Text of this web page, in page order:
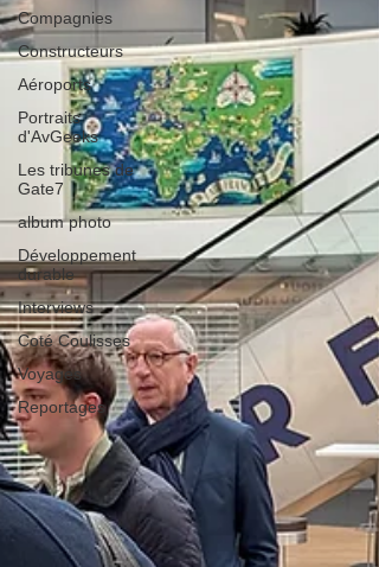
Compagnies
Constructeurs
Aéroports
Portraits
d'AvGeeks
Les tribunes de
Gate7
album photo
Développement
durable
Interviews
Coté Coulisses
Voyages
Reportages